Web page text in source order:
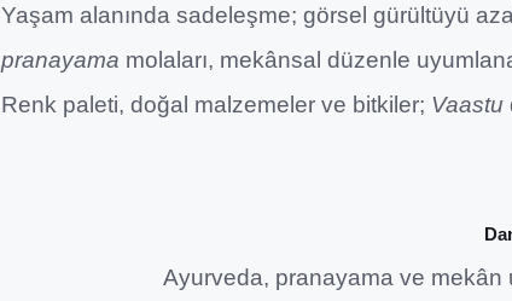
Yaşam alanında sadeleşme; görsel gürültüyü
pranayama molaları, mekânsal düzenle
Renk paleti, doğal malzemeler ve bitkiler; Vaastu
Ayurveda, pranayama ve mekân